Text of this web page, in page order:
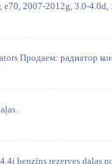
2007-2012g, 3.0-
Продаем: радиатор
benzīns rezerves daļas